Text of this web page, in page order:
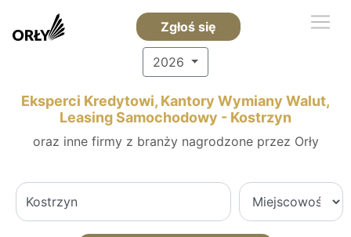
Zgłoś się
2026
Eksperci Kredytowi, Kantory Wymiany Walut,
Leasing Samochodowy - Kostrzyn
oraz inne firmy z branży nagrodzone przez Orły